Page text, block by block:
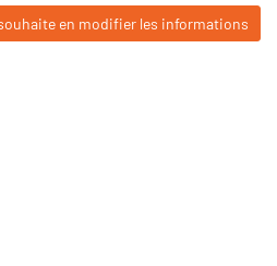
en modifier les informations